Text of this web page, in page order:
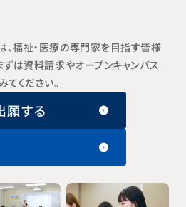
福祉・医療の専門家を目指す皆様
ずは資料請求やオープンキャンパス
ください。
願する